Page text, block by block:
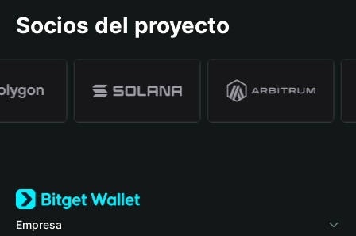
Socios del proyecto
Empresa